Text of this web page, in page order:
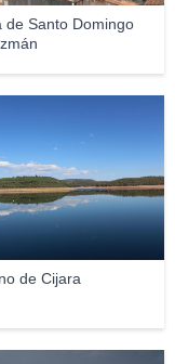
de Santo Domingo
de Cijara